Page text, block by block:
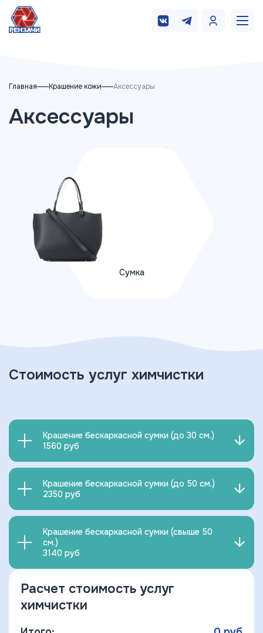
Главная Крашение кожи Аксессуары
Аксессуары
Сумка
ПОДРОБНЕЕ
Стоимость услуг химчистки
Крашение бескаркасной сумки (до 30 см.)
1560 руб
Крашение бескаркасной сумки (до 50 см.)
2350 руб
Крашение бескаркасной сумки (свыше 50
см.)
3140 руб
Расчет стоимость услуг
химчистки